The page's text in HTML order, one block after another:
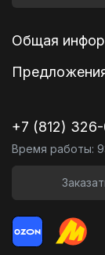
Общая
+7 (812)
Время работы: